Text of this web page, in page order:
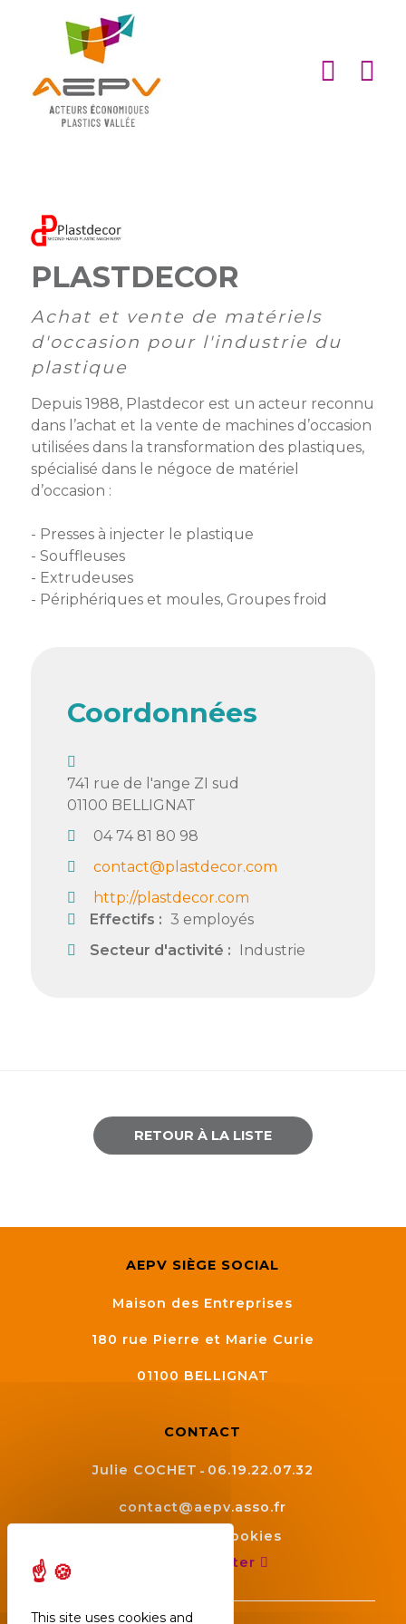
ACCUEIL
ASSOCIATION
Matinales
et
afterworks
Visites
Ateliers
AEPV
intermédiaires
AEPV
au
sportif
inter-
entreprises
Semaine
de
Congrès
salons
Devenir
membre
Liste
membres
Actualité
des
membres
de
l’adhérent
PARTENARIATS
Partenaires
Dispositifs
partenaires
Offres
privilèges
Proposer
EMPLOI
ACTUALITÉS
DE
L’AEPV
CONTACT
PLASTDECOR
Achat et vente de matériels
d'occasion pour l'industrie du
plastique
Depuis 1988, Plastdecor est un acteur reconnu
dans l’achat et la vente de machines d’occasion
utilisées dans la transformation des plastiques,
spécialisé dans le négoce de matériel
d’occasion :
- Presses à injecter le plastique
- Souffleuses
- Extrudeuses
- Périphériques et moules, Groupes froid
Coordonnées
741 rue de l'ange ZI sud
01100 BELLIGNAT
04 74 81 80 98
contact@plastdecor.com
http://plastdecor.com
Effectifs : 3 employés
Secteur d'activité :
Industrie
RETOUR À LA LISTE
AEPV SIÈGE SOCIAL
Maison des Entreprises
180 rue Pierre et Marie Curie
01100 BELLIGNAT
CONTACT
Julie COCHET 06.19.22.07.32
contact@aepv.asso.fr
Gestion des cookies
Nous contacter
Cookies management panel
This site uses cookies and